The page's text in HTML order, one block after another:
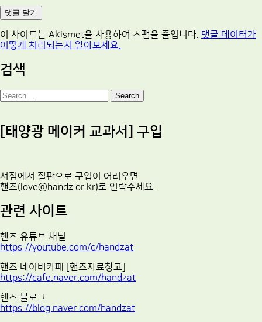
이 사이트는 Akismet을 사용하여 스팸을 줄입니다. 댓글 데이터가
어떻게 처리되는지 알아보세요.
검색
Search
[태양광 메이커 교과서] 구입
서점에서 절판으로 구입이 어려우면
핸즈(love@handz.or.kr)로 연락주세요.
관련 사이트
핸즈 유튜브 채널
https://youtube.com/c/handzat
핸즈 네이버카페 [핸즈자료창고]
https://cafe.naver.com/handzat
핸즈 블로그
https://blog.naver.com/handzat